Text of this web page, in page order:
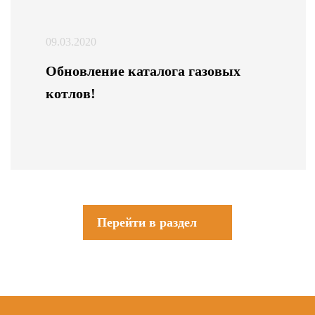
09.03.2020
Обновление каталога газовых
котлов!
Перейти в раздел